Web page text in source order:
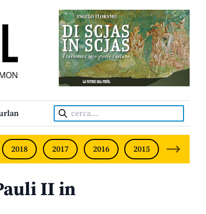
• NEODVISNI FURLANSKI MESEČNIK •
Cerca:
2018 2017 2016 2015 2014
II in